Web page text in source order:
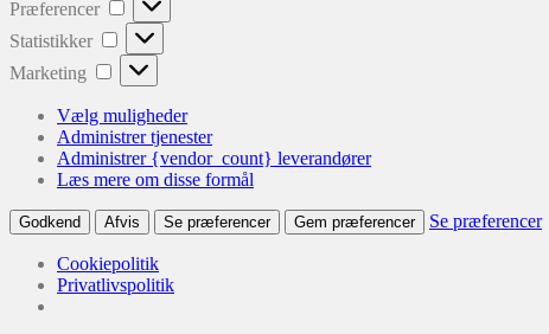
Præferencer
Statistikker Statistikker
Marketing Marketing
Vælg muligheder
Administrer tjenester
Administrer {vendor_count} leverandører
Læs mere om disse formål
Godkend Afvis Se præferencer Gem præferencer Se præferencer
Cookiepolitik
Privatlivspolitik